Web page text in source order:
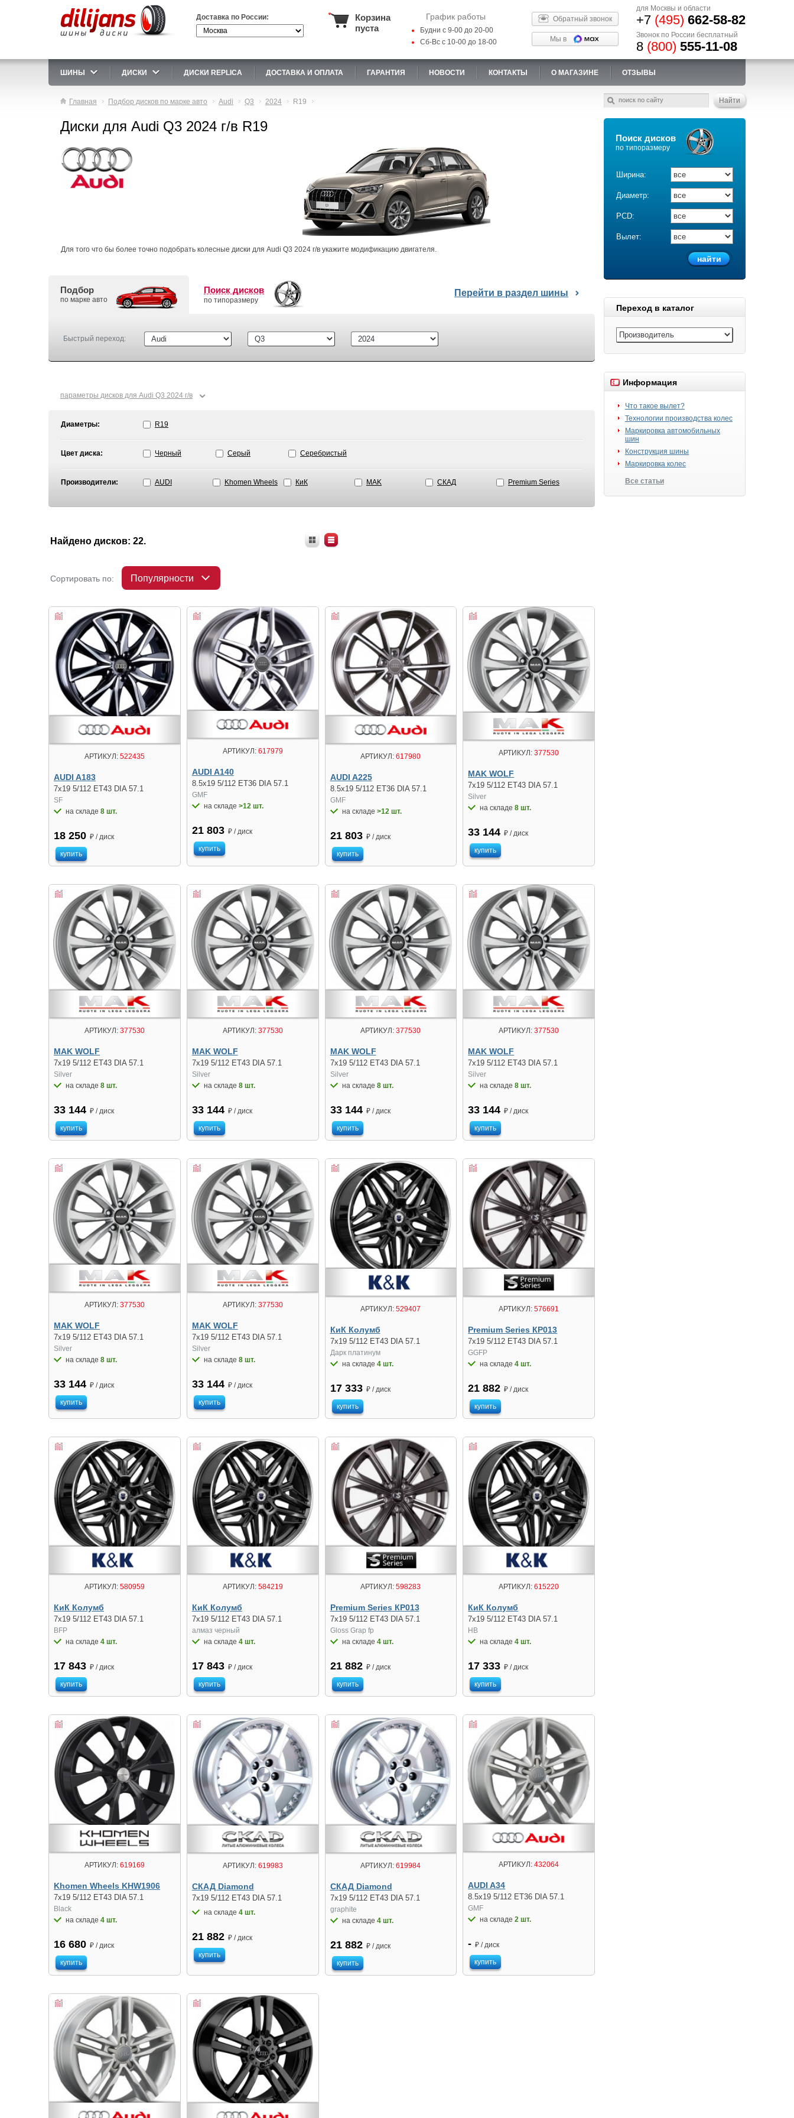
Доставка по России:
Корзина
пуста
График работы
Будни с 9-00 до 20-00
Сб-Вс с 10-00 до 18-00
Обратный звонок
Мы в
для Москвы и области
+7 (495) 662-58-82
Звонок по России бесплатный
8 (800) 555-11-08
ШИНЫ ДИСКИ ДИСКИ REPLICA ДОСТАВКА И ОПЛАТА ГАРАНТИЯ НОВОСТИ КОНТАКТЫ О МАГАЗИНЕ ОТЗЫВЫ
Главная Подбор дисков по марке авто Audi Q3 2024 R19
Поиск дисков
по типоразмеру
Ширина:
Диаметр:
PCD:
Вылет:
Переход в каталог
Информация
Что такое вылет?
Технологии производства колес
Маркировка автомобильных
шин
Конструкция шины
Маркировка колес
Все статьи
Диски для Audi Q3 2024 г/в R19
Для того что бы более точно подобрать колесные диски для Audi Q3 2024 г/в укажите модификацию двигателя.
Перейти в раздел шины
Подбор
по марке авто
Поиск дисков
по типоразмеру
Быстрый переход:
параметры дисков для Audi Q3 2024 г/в ⌄
Диаметры: R19
Цвет диска: Черный Серый Серебристый
Производители: AUDI Khomen Wheels КиК MAK СКАД Premium Series
Найдено дисков: 22.
Сортировать по: Популярности
АРТИКУЛ:522435
AUDI A183
7x19 5/112 ET43 DIA 57.1
SF
на складе 8 шт.
18 250 ₽ / диск
купить
АРТИКУЛ:617979
AUDI A140
8.5x19 5/112 ET36 DIA 57.1
GMF
на складе >12 шт.
21 803 ₽ / диск
купить
АРТИКУЛ: 617980
AUDI A225
8.5x19 5/112 ET36 DIA 57.1
GMF
на складе >12 шт.
21 803 ₽ / диск
купить
АРТИКУЛ: 377530
MAK WOLF
7x19 5/112 ET43 DIA 57.1
Silver
на складе8 шт.
33 144 ₽ / диск
купить
АРТИКУЛ:377530
MAK WOLF
7x19 5/112 ET43 DIA 57.1
Silver
на складе 8 шт.
33 144 ₽ / диск
купить
АРТИКУЛ:377530
MAK WOLF
7x19 5/112 ET43 DIA 57.1
Silver
на складе 8 шт.
33 144 ₽ / диск
купить
АРТИКУЛ: 377530
MAK WOLF
7x19 5/112 ET43 DIA 57.1
Silver
на складе 8 шт.
33 144 ₽ / диск
купить
АРТИКУЛ: 377530
MAK WOLF
7x19 5/112 ET43 DIA 57.1
Silver
на складе8 шт.
33 144 ₽ / диск
купить
АРТИКУЛ:377530
MAK WOLF
7x19 5/112 ET43 DIA 57.1
Silver
на складе 8 шт.
33 144 ₽ / диск
купить
АРТИКУЛ:377530
MAK WOLF
7x19 5/112 ET43 DIA 57.1
Silver
на складе 8 шт.
33 144 ₽ / диск
купить
АРТИКУЛ: 529407
КиК Колумб
7x19 5/112 ET43 DIA 57.1
Дарк платинум
на складе 4 шт.
17 333 ₽ / диск
купить
АРТИКУЛ: 576691
Premium Series КР013
7x19 5/112 ET43 DIA 57.1
GGFP
на складе4 шт.
21 882 ₽ / диск
купить
АРТИКУЛ:580959
КиК Колумб
7x19 5/112 ET43 DIA 57.1
BFP
на складе 4 шт.
17 843 ₽ / диск
купить
АРТИКУЛ:584219
КиК Колумб
7x19 5/112 ET43 DIA 57.1
алмаз чeрный
на складе 4 шт.
17 843 ₽ / диск
купить
АРТИКУЛ: 598283
Premium Series КР013
7x19 5/112 ET43 DIA 57.1
Gloss Grap fp
на складе 4 шт.
21 882 ₽ / диск
купить
АРТИКУЛ: 615220
КиК Колумб
7x19 5/112 ET43 DIA 57.1
HB
на складе4 шт.
17 333 ₽ / диск
купить
АРТИКУЛ:619169
Khomen Wheels KHW1906
7x19 5/112 ET43 DIA 57.1
Black
на складе 4 шт.
16 680 ₽ / диск
купить
АРТИКУЛ:619983
СКАД Diamond
7x19 5/112 ET43 DIA 57.1
на складе 4 шт.
21 882 ₽ / диск
купить
АРТИКУЛ: 619984
СКАД Diamond
7x19 5/112 ET43 DIA 57.1
graphite
на складе 4 шт.
21 882 ₽ / диск
купить
АРТИКУЛ: 432064
AUDI A34
8.5x19 5/112 ET36 DIA 57.1
GMF
на складе2 шт.
- ₽ / диск
купить